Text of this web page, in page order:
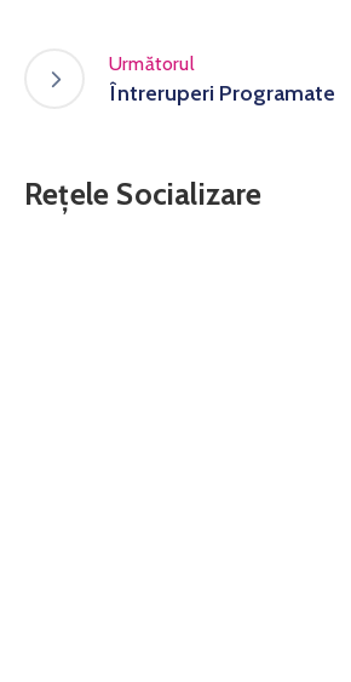
Următorul
Întreruperi Programate
Rețele Socializare